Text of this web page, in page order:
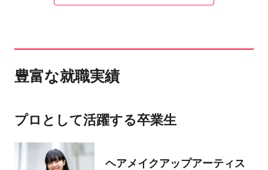
豊富な就職実績
プロとして活躍する卒業生
ヘアメイクアップアーティス